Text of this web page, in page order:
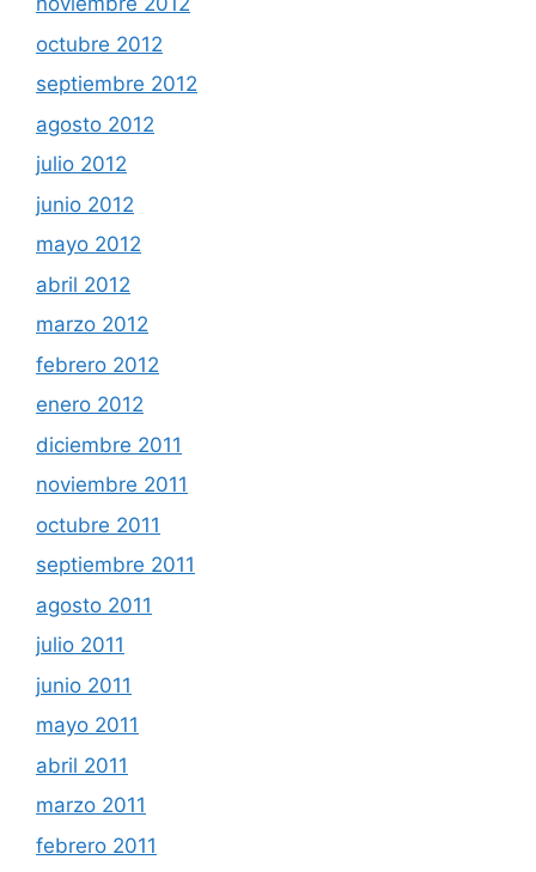
octubre 2012
septiembre 2012
agosto 2012
julio 2012
junio 2012
mayo 2012
abril 2012
marzo 2012
febrero 2012
enero 2012
diciembre 2011
noviembre 2011
octubre 2011
septiembre 2011
agosto 2011
julio 2011
junio 2011
mayo 2011
abril 2011
marzo 2011
febrero 2011